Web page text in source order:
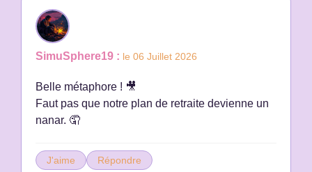
SimuSphere19 : le 06 Juillet 2026
Belle métaphore ! 🎥
Faut pas que notre plan de retraite devienne un
nanar. 🤦
J'aime Répondre